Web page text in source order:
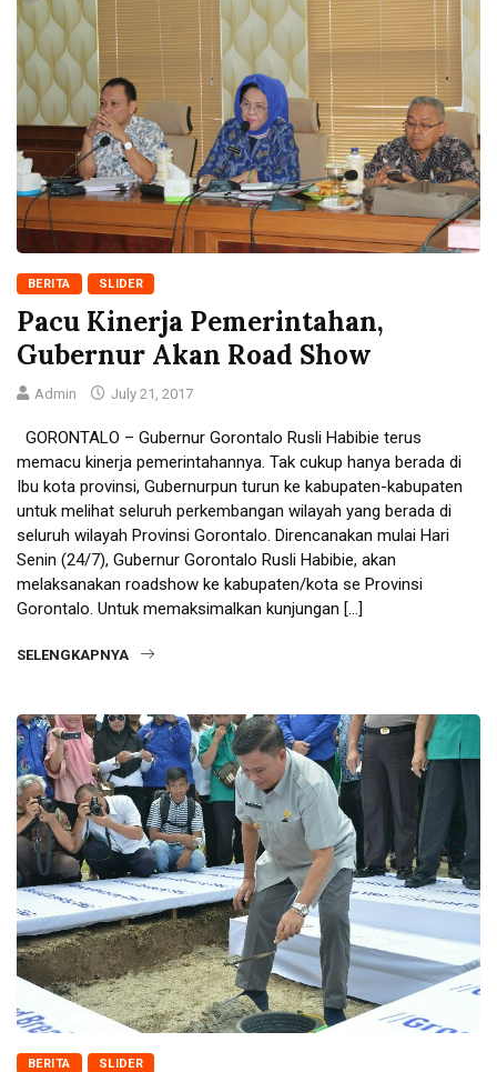
BERITA SLIDER
Pacu Kinerja Pemerintahan,
Gubernur Akan Road Show
Admin July 21, 2017
GORONTALO – Gubernur Gorontalo Rusli Habibie terus
memacu kinerja pemerintahannya. Tak cukup hanya berada di
Ibu kota provinsi, Gubernurpun turun ke kabupaten-kabupaten
untuk melihat seluruh perkembangan wilayah yang berada di
seluruh wilayah Provinsi Gorontalo. Direncanakan mulai Hari
Senin (24/7), Gubernur Gorontalo Rusli Habibie, akan
melaksanakan roadshow ke kabupaten/kota se Provinsi
Gorontalo. Untuk memaksimalkan kunjungan […]
SELENGKAPNYA
BERITA SLIDER